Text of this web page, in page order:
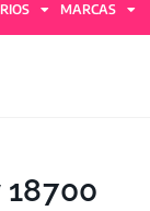
MARCAS